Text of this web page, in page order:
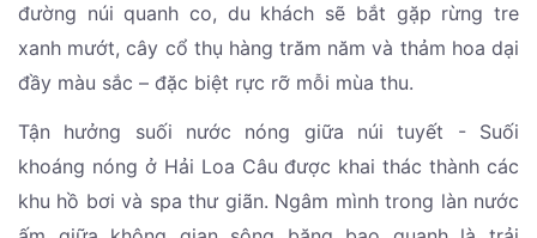
đường núi quanh co, du khách sẽ bắt gặp rừng tre
xanh mướt, cây cổ thụ hàng trăm năm và thảm hoa dại
đầy màu sắc – đặc biệt rực rỡ mỗi mùa thu.
Tận hưởng suối nước nóng giữa núi tuyết - Suối
khoáng nóng ở Hải Loa Câu được khai thác thành các
khu hồ bơi và spa thư giãn. Ngâm mình trong làn nước